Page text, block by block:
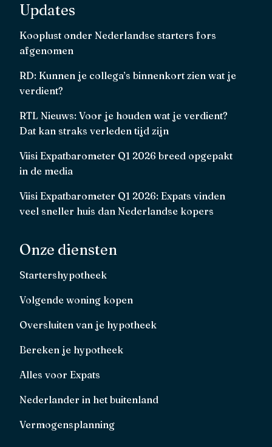
Updates
Kooplust onder Nederlandse starters fors
afgenomen
RD: Kunnen je collega’s binnenkort zien wat je
verdient?
RTL Nieuws: Voor je houden wat je verdient?
Dat kan straks verleden tijd zijn
Viisi Expatbarometer Q1 2026 breed opgepakt
in de media
Viisi Expatbarometer Q1 2026: Expats vinden
veel sneller huis dan Nederlandse kopers
Onze diensten
Startershypotheek
Volgende woning kopen
Oversluiten van je hypotheek
Bereken je hypotheek
Alles voor Expats
Nederlander in het buitenland
Vermogensplanning